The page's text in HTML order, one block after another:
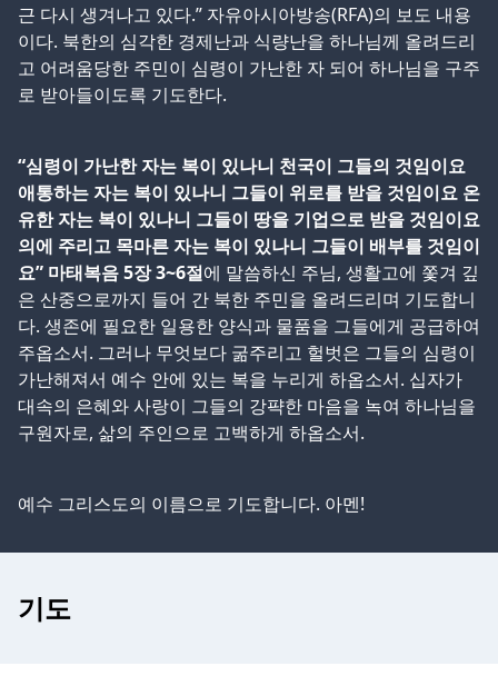
근 다시 생겨나고 있다.” 자유아시아방송(RFA)의 보도 내용
이다. 북한의 심각한 경제난과 식량난을 하나님께 올려드리
고 어려움당한 주민이 심령이 가난한 자 되어 하나님을 구주
로 받아들이도록 기도한다.
“심령이 가난한 자는 복이 있나니 천국이 그들의 것임이요
애통하는 자는 복이 있나니 그들이 위로를 받을 것임이요 온
유한 자는 복이 있나니 그들이 땅을 기업으로 받을 것임이요
의에 주리고 목마른 자는 복이 있나니 그들이 배부를 것임이
요” 마태복음 5장 3~6절에 말씀하신 주님, 생활고에 쫓겨 깊
은 산중으로까지 들어 간 북한 주민을 올려드리며 기도합니
다. 생존에 필요한 일용한 양식과 물품을 그들에게 공급하여
주옵소서. 그러나 무엇보다 굶주리고 헐벗은 그들의 심령이
가난해져서 예수 안에 있는 복을 누리게 하옵소서. 십자가
대속의 은혜와 사랑이 그들의 강퍅한 마음을 녹여 하나님을
구원자로, 삶의 주인으로 고백하게 하옵소서.
예수 그리스도의 이름으로 기도합니다. 아멘!
기도